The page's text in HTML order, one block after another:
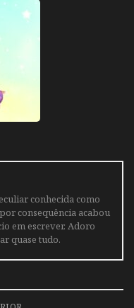
conhecida como
consequência acabou
em escrever. Adoro
quase tudo.